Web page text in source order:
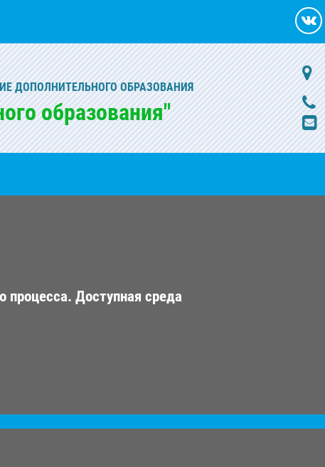
ДОПОЛНИТЕЛЬНОГО ОБРАЗОВАНИЯ
образования"
процесса. Доступная среда